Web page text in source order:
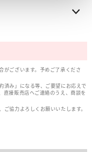
がございます。予めご了承くださ
済み」になる等、ご要望にお応えで
直接販売店へご連絡のうえ、商談を
協力よろしくお願いいたします。